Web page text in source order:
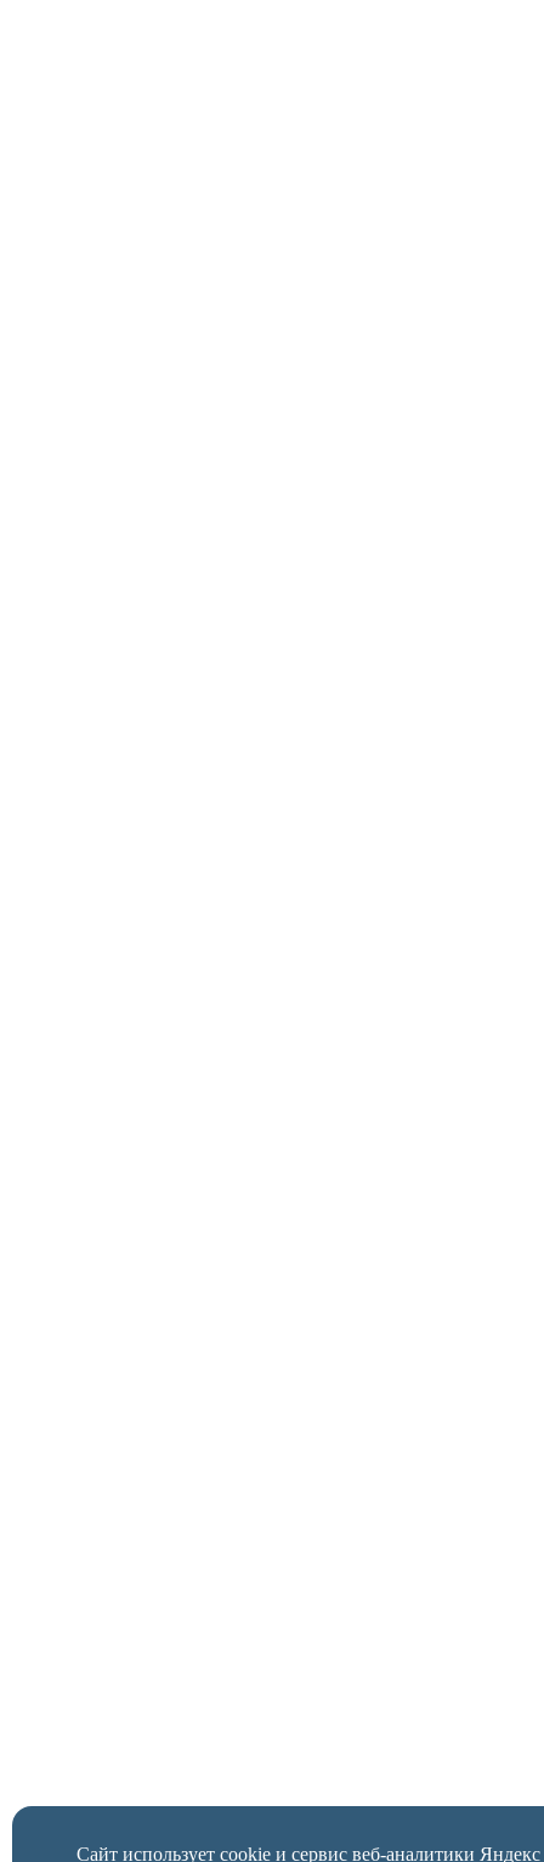
Сайт использует cookie и сервис веб-аналитики